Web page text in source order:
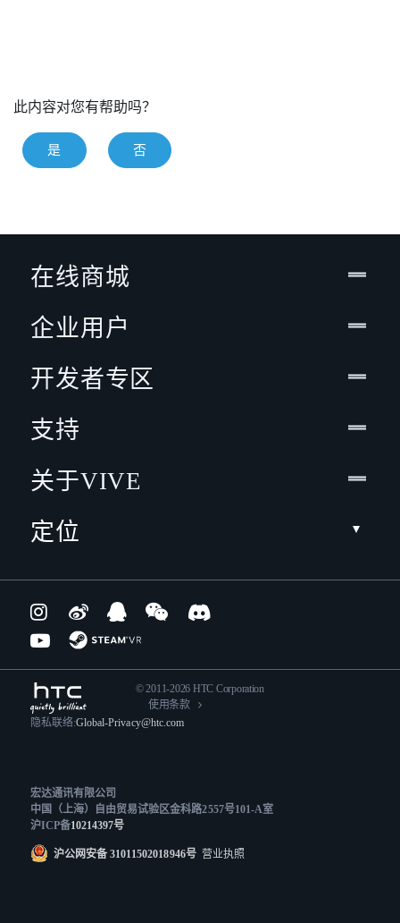
此内容对您有帮助吗？
是 否
在线商城
企业用户
开发者专区
支持
关于VIVE
定位
© 2011-2026 HTC Corporation
使用条款
隐私联络:Global-Privacy@htc.com
宏达通讯有限公司
中国（上海）自由贸易试验区金科路2557号101-A室
沪ICP备10214397号
沪公网安备 31011502018946号营业执照